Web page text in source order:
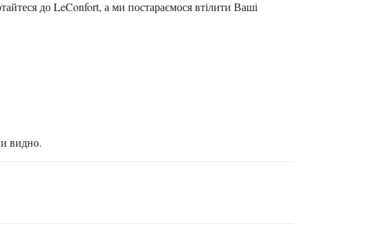
до LeConfort, а ми постараємося втілити Ваші
видно.